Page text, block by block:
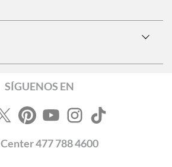
SÍGUENOS EN
Center477 788 4600